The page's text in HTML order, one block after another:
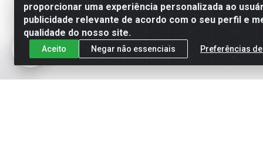
proporcionar uma experiência personalizada ao
publicidade relevante de acordo com o seu perfil e
qualidade do nosso site.
Aceito Negar não essenciais Preferências